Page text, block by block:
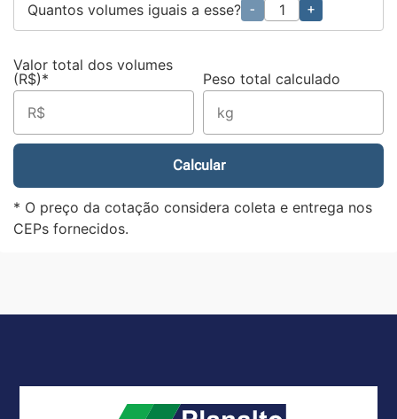
Quantos volumes iguais a esse? - +
Valor total dos volumes
(R$)*
Peso total calculado
Calcular
* O preço da cotação considera coleta e entrega nos
CEPs fornecidos.